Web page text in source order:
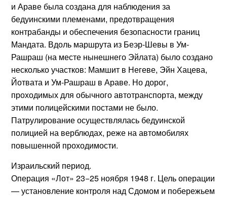
и Араве была создана для наблюдения за
бедуинскими племенами, предотвращения
контрабанды и обеспечения безопасности границ
Мандата. Вдоль маршрута из Беэр-Шевы в Ум-
Рашраш (на месте нынешнего Эйлата) было создано
несколько участков: Мамшит в Негеве, Эйн Хацева,
Йотвата и Ум-Рашраш в Араве. Но дорог,
проходимых для обычного автотранспорта, между
этими полицейскими постами не было.
Патрулирование осуществлялась бедуинской
полицией на верблюдах, реже на автомобилях
повышенной проходимости.
Израильский период.
Операция «Лот» 23−25 ноября 1948 г. Цель операции
— установление контроля над Сдомом и побережьем